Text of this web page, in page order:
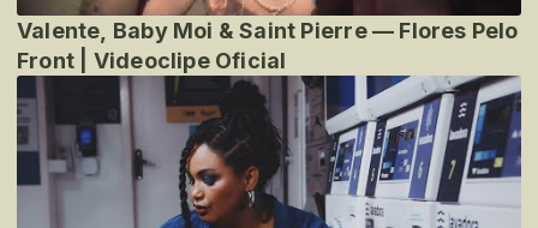
Valente, Baby Moi & Saint Pierre — Flores Pelo
Front | Videoclipe Oficial